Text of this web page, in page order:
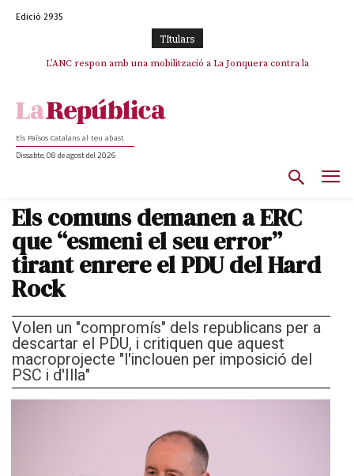
Edició 2935
TItulars
L’ANC respon amb una mobilització a La Jonquera contra la
SOS Costa Brava es planta contra la “nefasta” prolongació de la C-32 i
Els Països Catalans al teu abast
Dissabte, 08 de agost del 2026
Els comuns demanen a ERC
que “esmeni el seu error”
tirant enrere el PDU del Hard
Rock
Volen un "compromís" dels republicans per a
descartar el PDU, i critiquen que aquest
macroprojecte "l'inclouen per imposició del
PSC i d'Illa"